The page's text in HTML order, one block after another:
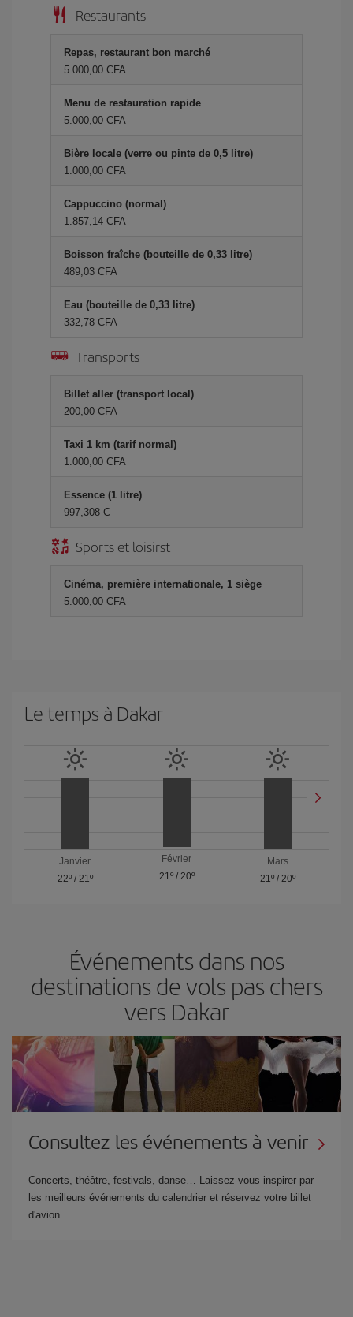
Restaurants
Repas, restaurant bon marché
5.000,00 CFA
Menu de restauration rapide
5.000,00 CFA
Bière locale (verre ou pinte de 0,5 litre)
1.000,00 CFA
Cappuccino (normal)
1.857,14 CFA
Boisson fraîche (bouteille de 0,33 litre)
489,03 CFA
Eau (bouteille de 0,33 litre)
332,78 CFA
Transports
Billet aller (transport local)
200,00 CFA
Taxi 1 km (tarif normal)
1.000,00 CFA
Essence (1 litre)
997,308 C
Sports et loisirst
Cinéma, première internationale, 1 siège
5.000,00 CFA
Le temps à Dakar
Janvier
22º/ 21º
Février
21º/ 20º
Mars
21º /20º
Événements dans nos
destinations de vols pas chers
vers Dakar
Consultez les événements à venir
Concerts, théâtre, festivals, danse… Laissez-vous inspirer par
les meilleurs événements du calendrier et réservez votre billet
d'avion.